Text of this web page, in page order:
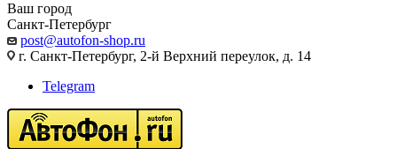
Ваш город
Санкт-Петербург
post@autofon-shop.ru
г. Санкт-Петербург, 2-й Верхний переулок, д. 14
Telegram